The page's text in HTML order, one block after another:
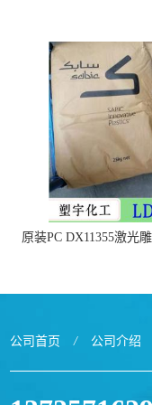
原装PC DX11355激光
公司首页 / 公司介绍